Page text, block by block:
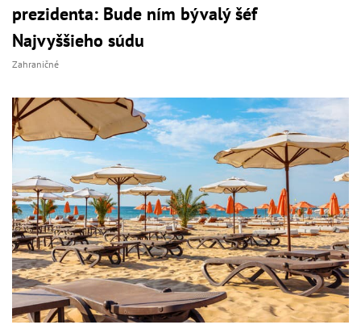
prezidenta: Bude ním bývalý šéf
Najvyššieho súdu
Zahraničné